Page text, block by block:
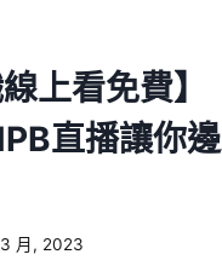
上看免費】
直播讓你邊
月, 2023